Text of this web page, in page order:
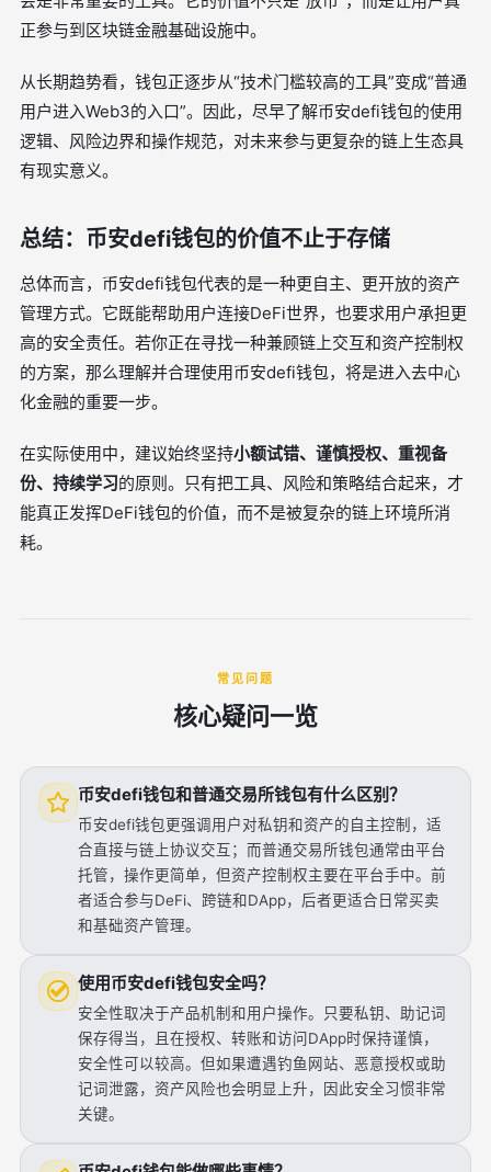
正参与到区块链金融基础设施中。
从长期趋势看，钱包正逐步从“技术门槛较高的工具”变成“普通
用户进入Web3的入口”。因此，尽早了解币安defi钱包的使用
逻辑、风险边界和操作规范，对未来参与更复杂的链上生态具
有现实意义。
总结：币安defi钱包的价值不止于存储
总体而言，币安defi钱包代表的是一种更自主、更开放的资产
管理方式。它既能帮助用户连接DeFi世界，也要求用户承担更
高的安全责任。若你正在寻找一种兼顾链上交互和资产控制权
的方案，那么理解并合理使用币安defi钱包，将是进入去中心
化金融的重要一步。
在实际使用中，建议始终坚持小额试错、谨慎授权、重视备
份、持续学习的原则。只有把工具、风险和策略结合起来，才
能真正发挥DeFi钱包的价值，而不是被复杂的链上环境所消
耗。
常见问题
核心疑问一览
币安defi钱包和普通交易所钱包有什么区别？
币安defi钱包更强调用户对私钥和资产的自主控制，适
合直接与链上协议交互；而普通交易所钱包通常由平台
托管，操作更简单，但资产控制权主要在平台手中。前
者适合参与DeFi、跨链和DApp，后者更适合日常买卖
和基础资产管理。
使用币安defi钱包安全吗？
安全性取决于产品机制和用户操作。只要私钥、助记词
保存得当，且在授权、转账和访问DApp时保持谨慎，
安全性可以较高。但如果遭遇钓鱼网站、恶意授权或助
记词泄露，资产风险也会明显上升，因此安全习惯非常
关键。